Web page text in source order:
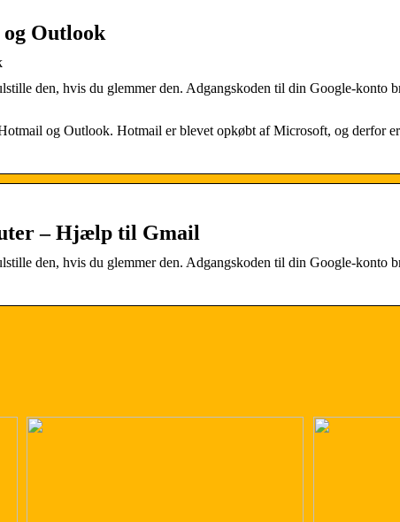
Outlook
den, hvis du glemmer den. Adgangskoden til din Google-konto
og Outlook. Hotmail er blevet opkøbt af Microsoft, og derfor er
– Hjælp til Gmail
den, hvis du glemmer den. Adgangskoden til din Google-konto